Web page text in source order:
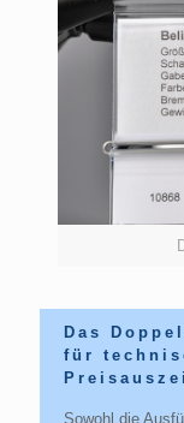
Das
für
Sowohl die